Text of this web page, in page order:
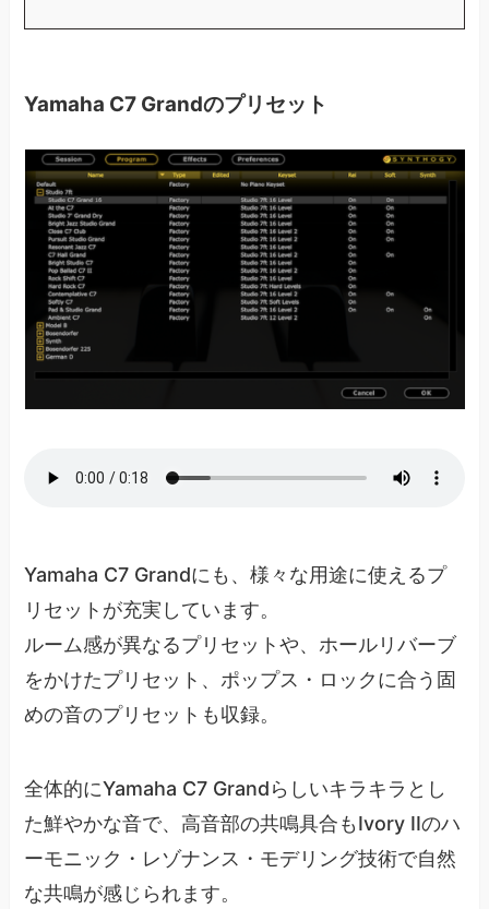
Yamaha C7 Grandのプリセット
Yamaha C7 Grandにも、様々な用途に使えるプ
リセットが充実しています。
ルーム感が異なるプリセットや、ホールリバーブ
をかけたプリセット、ポップス・ロックに合う固
めの音のプリセットも収録。
全体的にYamaha C7 Grandらしいキラキラとし
た鮮やかな音で、高音部の共鳴具合もIvory IIのハ
ーモニック・レゾナンス・モデリング技術で自然
な共鳴が感じられます。